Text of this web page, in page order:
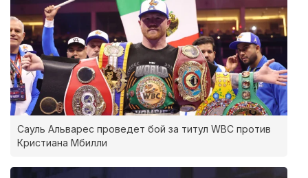
Сауль Альварес проведет бой за титул WBC против
Кристиана Мбилли